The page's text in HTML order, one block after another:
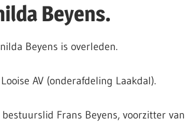
Beyens.
Beyens is overleden.
AV (onderafdeling Laakdal).
Frans Beyens, voorzitter van